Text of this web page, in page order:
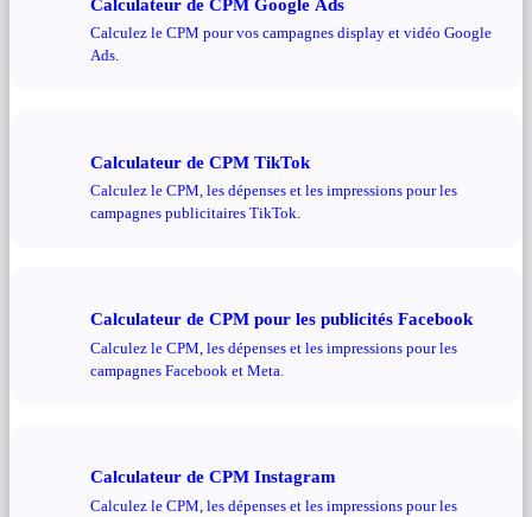
Calculez le CPM pour vos campagnes display et vidéo Google
Ads.
Calculateur de CPM TikTok
Calculez le CPM, les dépenses et les impressions pour les
campagnes publicitaires TikTok.
Calculateur de CPM pour les publicités Facebook
Calculez le CPM, les dépenses et les impressions pour les
campagnes Facebook et Meta.
Calculateur de CPM Instagram
Calculez le CPM, les dépenses et les impressions pour les